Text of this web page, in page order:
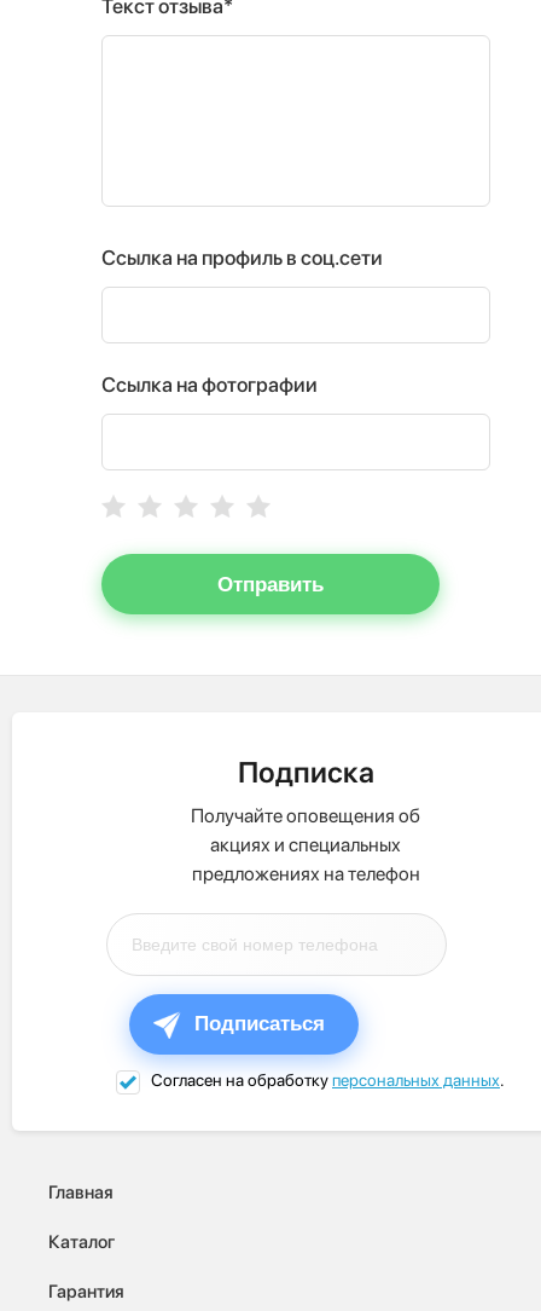
Текст отзыва*
Ссылка на профиль в соц.сети
Ссылка на фотографии
Отправить
Подписка
Получайте оповещения об
акциях и специальных
предложениях на телефон
Подписаться
Согласен на обработкуперсональных данных.
Главная
Каталог
Гарантия